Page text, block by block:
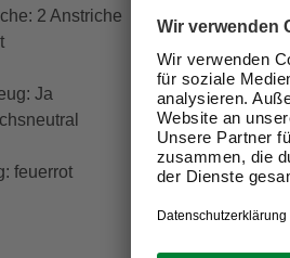
2 Anstriche
Ja
feuerrot